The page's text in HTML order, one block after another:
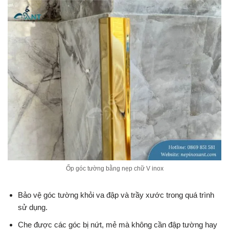
Ốp góc tường bằng nẹp chữ V inox
Bảo vệ góc tường khỏi va đập và trầy xước trong quá trình
sử dụng.
Che được các góc bị nứt, mẻ mà không cần đập tường hay